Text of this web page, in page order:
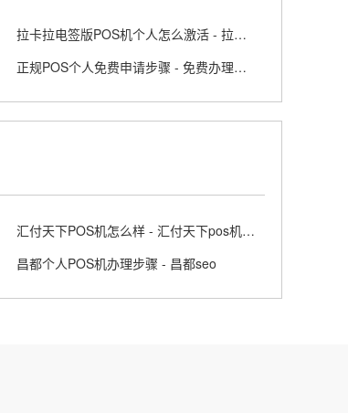
拉卡拉电签版POS机个人怎么激活 - 拉卡拉app上申请电签pos需要收费吗
正规POS个人免费申请步骤 - 免费办理个人POS机的方法
汇付天下POS机怎么样 - 汇付天下pos机官网
昌都个人POS机办理步骤 - 昌都seo